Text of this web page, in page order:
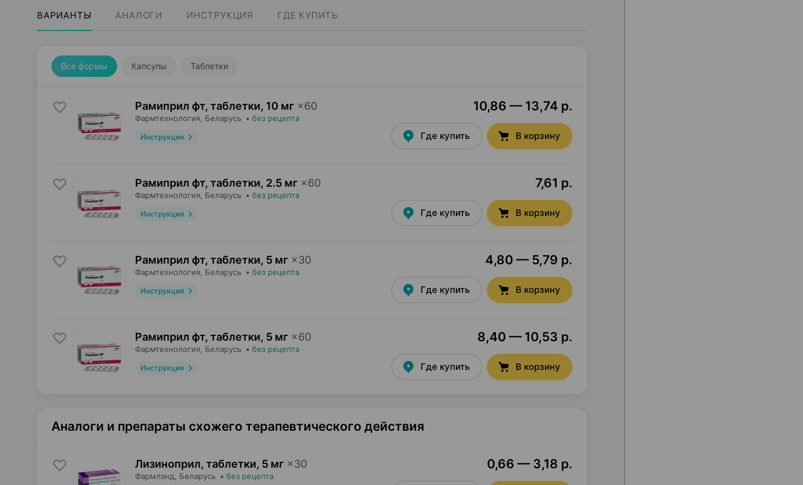
ВАРИАНТЫ АНАЛОГИ ИНСТРУКЦИЯ ГДЕ КУПИТЬ
Все формы Капсулы Таблетки
Рамиприл фт, таблетки, 10 мг ×60
Фармтехнология , Беларусь • без рецепта
Инструкция
10,86 — 13,74 р.
Где купить В корзину
Рамиприл фт, таблетки, 2.5 мг ×60
Фармтехнология , Беларусь • без рецепта
Инструкция
7,61 р.
Где купить В корзину
Рамиприл фт, таблетки, 5 мг ×30
Фармтехнология , Беларусь • без рецепта
Инструкция
4,80 — 5,79 р.
Где купить В корзину
Рамиприл фт, таблетки, 5 мг ×60
Фармтехнология , Беларусь • без рецепта
Инструкция
8,40 — 10,53 р.
Где купить В корзину
Аналоги и препараты схожего терапевтического действия
Лизиноприл, таблетки, 5 мг ×30
Фармлэнд , Беларусь • без рецепта
0,66 — 3,18 р.